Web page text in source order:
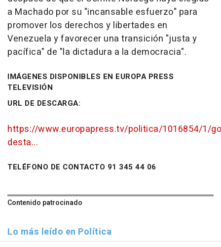
a Machado por su "incansable esfuerzo" para
promover los derechos y libertades en
Venezuela y favorecer una transición "justa y
pacífica" de "la dictadura a la democracia".
IMÁGENES DISPONIBLES EN EUROPA PRESS
TELEVISIÓN
URL DE DESCARGA:
https://www.europapress.tv/politica/1016854/1/
desta...
TELÉFONO DE CONTACTO 91 345 44 06
Contenido patrocinado
Lo más leído en Política